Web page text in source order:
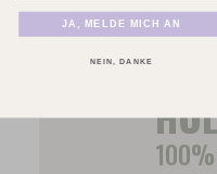
100%
JA, MELDE MICH AN
NEIN, DANKE